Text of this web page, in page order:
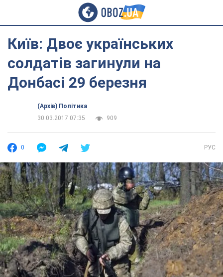
Київ: Двоє українських
солдатів загинули на
Донбасі 29 березня
(Архів) Політика
30.03.2017 07:35
909
0 РУС